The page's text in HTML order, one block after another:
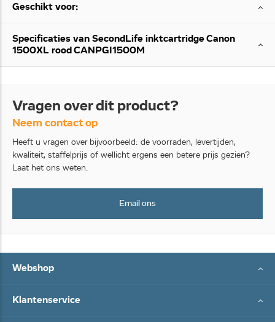
Geschikt voor:
Specificaties van SecondLife inktcartridge Canon
1500XL rood CANPGI1500M
Vragen over dit product?
Neem contact op
Heeft u vragen over bijvoorbeeld: de voorraden, levertijden,
kwaliteit, staffelprijs of wellicht ergens een betere prijs gezien?
Laat het ons weten.
Email ons
Webshop
Klantenservice